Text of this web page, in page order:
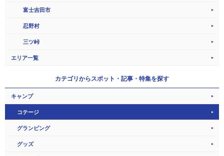
富士吉田市
忍野村
三ツ峠
エリア一覧
カテゴリから スポット・記事・特集を探す
キャンプ
コテージ
グランピング
グッズ